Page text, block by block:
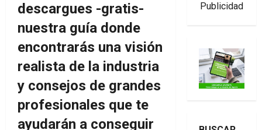
descargues -gratis-
nuestra guía donde
encontrarás una visión
realista de la industria
y consejos de grandes
profesionales que te
ayudarán a conseguir
Publicidad